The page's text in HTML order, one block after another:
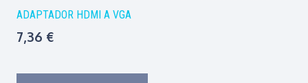
ADAPTADOR HDMI A VGA
7,36 €